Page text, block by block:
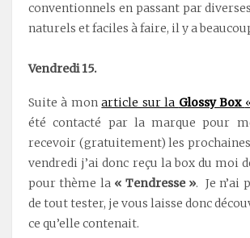
conventionnels en passant par
naturels et faciles à faire, il y a
Vendredi 15.
Suite à monarticle sur la Glossy Box
été contacté par la marque pour
recevoir (gratuitement) les prochaines
vendredi j’ai donc reçu la box du moi
pour thème la « Tendresse ». Je n’ai
de tout tester, je vous laisse donc
ce qu’elle contenait.